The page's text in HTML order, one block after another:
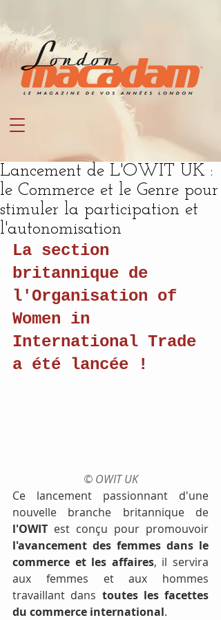
Lancement de L'OWIT UK :
le Commerce et le Genre pour
stimuler la participation et
l'autonomisation
La section
britannique de
l'Organisation of
Women in
International Trade
a été lancée !
© OWIT UK
Ce lancement passionnant d'une
l'OWIT
l'avancement des femmes dans le
commerce et les affaires, il servira
aux femmes et aux hommes
travaillant dans toutes les facettes
du commerce international.